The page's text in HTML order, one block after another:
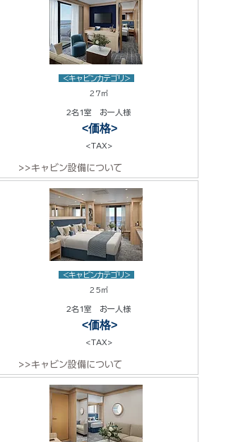
<キャビンカテゴリ>
27㎡
2名1室 お一人様
<価格>
<TAX>
>>キャビン設備について
<キャビンカテゴリ>
25㎡
2名1室 お一人様
<価格>
<TAX>
>>キャビン設備について